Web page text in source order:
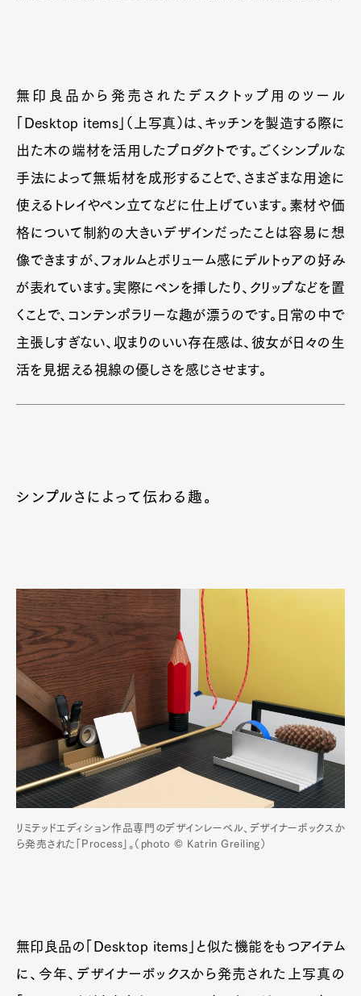
無印良品から発売されたデスクトップ用のツール
「Desktop items」（上写真）は、キッチンを製造する際に
出た木の端材を活用したプロダクトです。ごくシンプルな
手法によって無垢材を成形することで、さまざまな用途に
使えるトレイやペン立てなどに仕上げています。素材や価
格について制約の大きいデザインだったことは容易に想
像できますが、フォルムとボリューム感にデルトゥアの好み
が表れています。実際にペンを挿したり、クリップなどを置
くことで、コンテンポラリーな趣が漂うのです。日常の中で
主張しすぎない、収まりのいい存在感は、彼女が日々の生
活を見据える視線の優しさを感じさせます。
シンプルさによって伝わる趣。
リミテッドエディション作品専門のデザインレーベル、デザイナーボックスか
ら発売された「Process」。（photo © Katrin Greiling）
無印良品の「Desktop items」と似た機能をもつアイテム
に、今年、デザイナーボックスから発売された上写真の